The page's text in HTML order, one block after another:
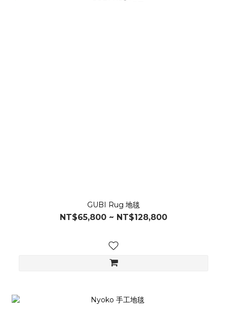
GUBI Rug 地毯
NT$65,800 ~ NT$128,800